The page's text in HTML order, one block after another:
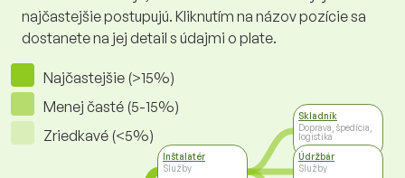
najčastejšie postupujú. Kliknutím na názov pozície sa
dostanete na jej detail s údajmi o plate.
Najčastejšie (>15%)
Menej časté (5-15%)
Zriedkavé (<5%)
Inštalatér
Služby
Skladník
Doprava, špedícia,
logistika
Údržbár
Služby